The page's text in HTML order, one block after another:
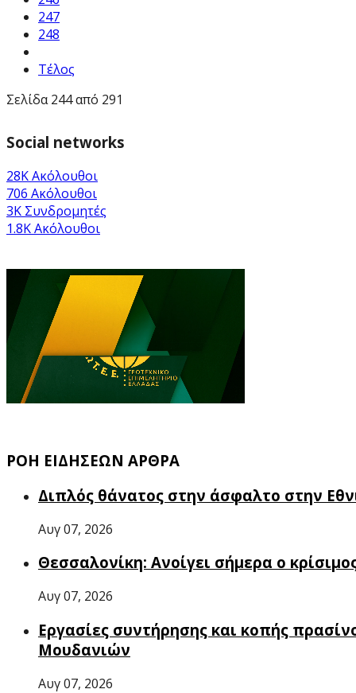
247
248
Τέλος
Σελίδα 244 από 291
Social networks
28KΑκόλουθοι
706 Ακόλουθοι
3K Συνδρομητές
1.8KΑκόλουθοι
ΡΟΗ ΕΙΔΗΣΕΩΝ ΑΡΘΡΑ
Διπλός θάνατος στην άσφαλτο στην
Αυγ 07, 2026
Θεσσαλονίκη: Ανοίγει σήμερα ο
Αυγ 07, 2026
Εργασίες συντήρησης και κοπής
Μουδανιών
Αυγ 07, 2026